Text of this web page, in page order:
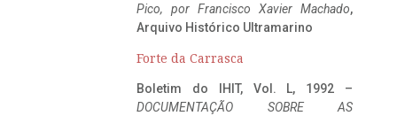
Pico, por Francisco Xavier Machado,
Arquivo Histórico Ultramarino
Forte da Carrasca
Boletim do IHIT, Vol. L, 1992 –
DOCUMENTAÇÃO SOBRE AS